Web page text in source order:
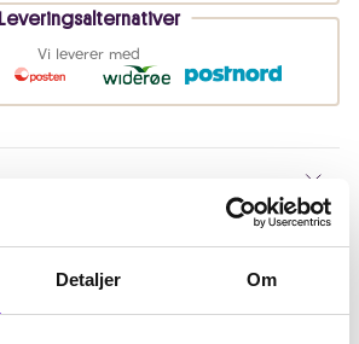
Detaljer Om
Leveringsalternativer
Vi leverer med